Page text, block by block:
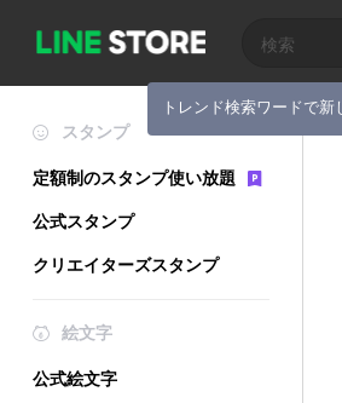
トレンド検索ワードで新
スタンプ
定額制のスタンプ使い放題
公式スタンプ
クリエイターズスタンプ
絵文字
公式絵文字